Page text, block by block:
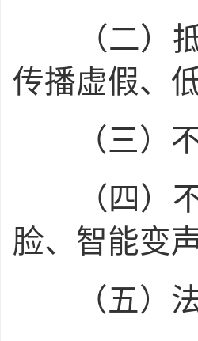
（二）抵
传播虚假、
（三）不
（四）不
脸、智能变
（五）法